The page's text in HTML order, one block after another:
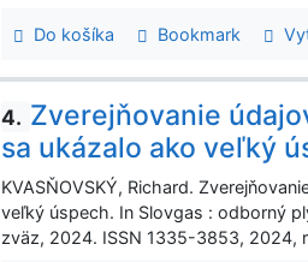
Do košíka Bookmark
4. Zverejňovanie
sa ukázalo ako veľký
KVASŇOVSKÝ, Richard.
veľký úspech. In Slovgas : odborný
zväz, 2024. ISSN 1335-3853, 2024,